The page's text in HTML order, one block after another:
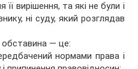
вирішення, та які не були і
ні суду, який розглядав
— це:
нормами права і